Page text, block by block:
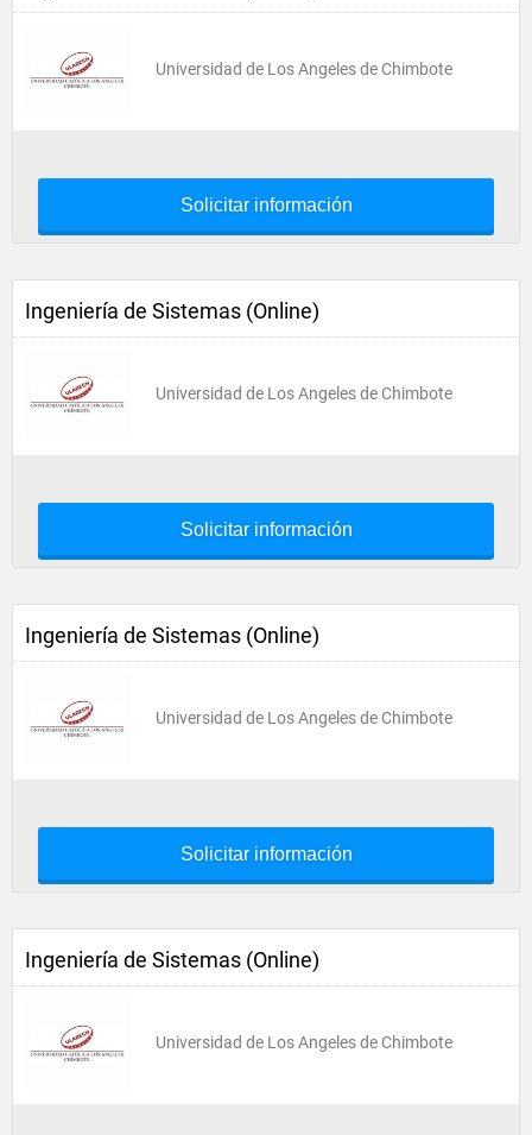
Universidad de Los Angeles de Chimbote
Solicitar información
Ingeniería de Sistemas (Online)
Universidad de Los Angeles de Chimbote
Solicitar información
Ingeniería de Sistemas (Online)
Universidad de Los Angeles de Chimbote
Solicitar información
Ingeniería de Sistemas (Online)
Universidad de Los Angeles de Chimbote